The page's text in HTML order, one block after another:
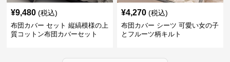
¥9,480 (税込)
布団カバー セット 縦縞模様の上
質コットン布団カバーセット
¥4,270 (税込)
布団カバー シーツ 可愛い女の子
とフルーツ柄キルト